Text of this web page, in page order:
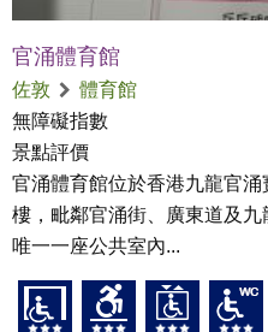
官涌體育館
佐敦
體育館
無障礙指數
景點評價
官涌體育館位於香港九龍官
樓，毗鄰官涌街、廣東道及
唯一一座公共室內...